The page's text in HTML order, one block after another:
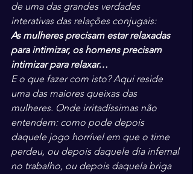
de uma das grandes verdades
interativas das relações conjugais:
As mulheres precisam estar relaxadas
para intimizar, os homens precisam
intimizar para relaxar…
E o que fazer com isto? Aqui reside
uma das maiores queixas das
mulheres. Onde irritadíssimas não
entendem: como pode depois
daquele jogo horrível em que o time
perdeu, ou depois daquele dia infernal
no trabalho, ou depois daquela briga